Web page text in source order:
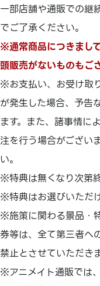
一部店舗や通販での継
でご了承ください。
※通常商品につきまし
頭販売がないものもご
※お支払い、お受け取
が発生した場合、予告
ます。また、諸事情に
注を行う場合がござい
い。
※特典は無くなり次第
※特典はお選びいただ
※施策に関わる景品・
券等は、全て第三者へ
禁止とさせていただきま
※アニメイト通販では